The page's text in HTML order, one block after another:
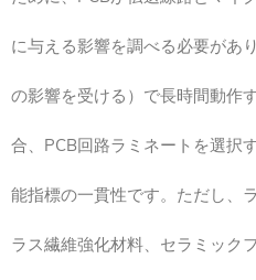
に与える影響を調べる必要があ
の影響を受ける）で長時間動作
合、PCB回路ラミネートを選択
能指標の一貫性です。ただし、
ラス繊維強化材料、セラミック